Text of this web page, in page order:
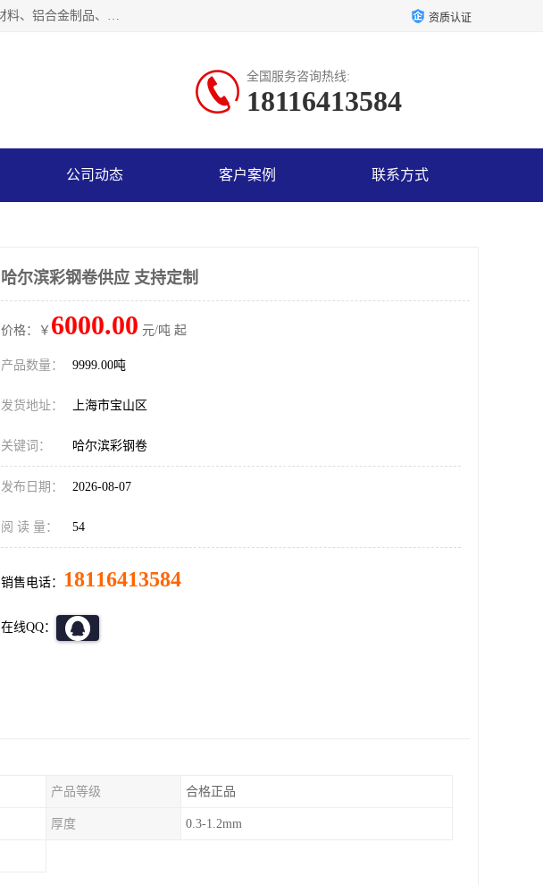
上海轩本实业有限公司成立于2017年，注册地位于上海市宝山区。经营范围包括金属材料、五金交电、建筑材料、铝合金制品、机械设备、电线电缆、装潢材料等；公司主营产品：宝钢彩钢板、宝钢彩钢卷、宝钢彩涂板、宝钢彩涂卷、宝钢高耐候彩钢板，宝钢氟碳彩钢板。是一家集钢铁贸易，物流、加工为一体的产业全配套公司。 资质认证
全国服务咨询热线:
18116413584
公司动态 客户案例 联系方式
哈尔滨彩钢卷供应 支持定制
价格：￥ 6000.00 元/吨 起
产品数量： 9999.00吨
发货地址： 上海市宝山区
关键词： 哈尔滨彩钢卷
发布日期： 2026-08-07
阅 读 量： 54
销售电话： 18116413584
在线QQ：
产品等级 合格正品
厚度 0.3-1.2mm